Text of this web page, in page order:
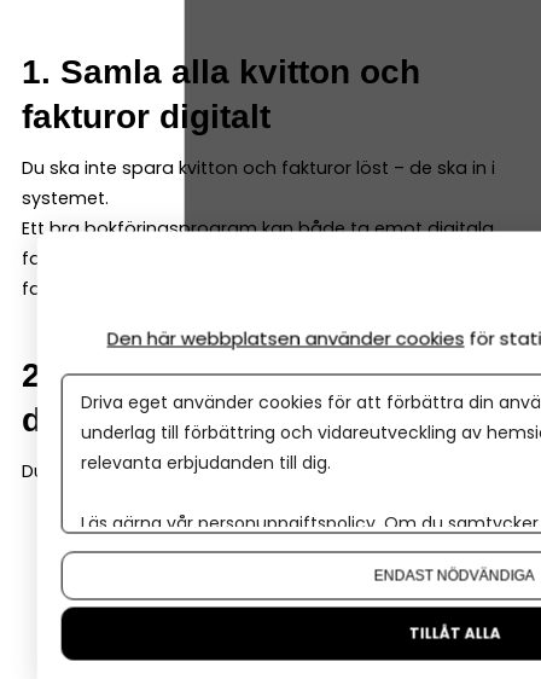
1. Samla alla kvitton och
fakturor digitalt
Du ska inte spara kvitton och fakturor löst – de ska in i
systemet.
Ett bra bokföringsprogram kan både ta emot digitala
fakturor och enkelt scanna in kvitton och fysiska
fakturor – så att du samlar allt i programmet direkt.
2. Registrera varje händelse i
ditt bokföringsprogram
Du bokför en händelse genom att ange:
Vad som hänt
Belopp
Datum
Konto (programmen hjälper dig välja rätt)
Den här webbplatsen använder cookies för
Driva eget använder cookies för att förbättra din
underlag till förbättring och vidareutveckling av
relevanta erbjudanden till dig.
Läs gärna vår personuppgiftspolicy. Om du
Om du vill ändra ditt val i efterhand hittar du den
ENDAST NÖDVÄNDIGA
TILLÅT ALLA